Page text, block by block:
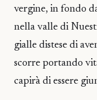
vergine, in fondo
nella valle di
gialle distese di
scorre portando
capirà di essere